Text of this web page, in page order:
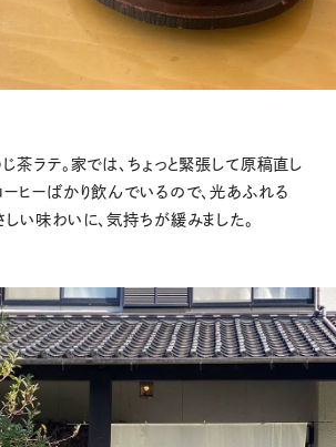
茶ラテ。家では、ちょっと緊張して原稿直し
ーヒーばかり飲んでいるので、光あふれる
い味わいに、気持ちが緩みました。